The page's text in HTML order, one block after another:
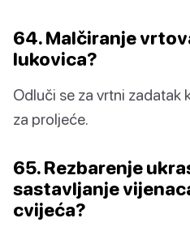
64. Malčiranje
lukovica?
Odluči se za vrtni zadatak
za proljeće.
65. Rezbarenje
sastavljanje
cvijeća?